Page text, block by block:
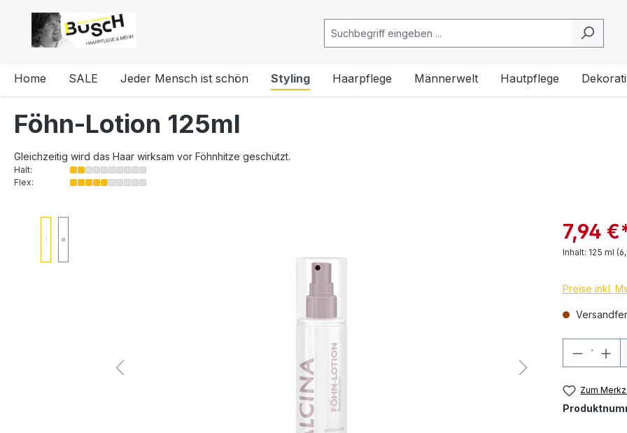
springen Zur Hauptnavigation springen
Home SALE Jeder Mensch ist schön Styling Haarpflege Männerwelt Hautpflege
Föhn-Lotion 125ml
Gleichzeitig wird das Haar wirksam vor Föhnhitze geschützt.
Halt:
Flex:
7,94
Inhalt: 125 ml
Preise inkl.
Zum